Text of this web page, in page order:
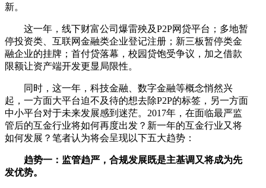
新。
这一年，线下财富公司爆雷殃及P2P网贷平台；多地暂
停投资类、互联网金融类企业登记注册；新三板暂停类金
融企业的挂牌；首付贷落幕，校园贷饱受争议，加之借款
限额让资产端开发更显局限性。
同时，这一年，科技金融、数字金融等概念悄然兴
起，一方面大平台迫不及待的想去除P2P的标签，另一方面
中小平台对于未来发展感到迷茫。2017年，在面临最严监
管后的互金行业将如何再度出发？新一年的互金行业又将
如何发展？笔者认为将会呈现以下五大趋势：
趋势一：监管趋严，合规发展既是主基调又将成为先
发优势。